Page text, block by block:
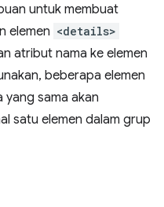
untuk membuat
elemen <details>
atribut nama ke elemen
beberapa elemen
yang sama akan
satu elemen dalam grup